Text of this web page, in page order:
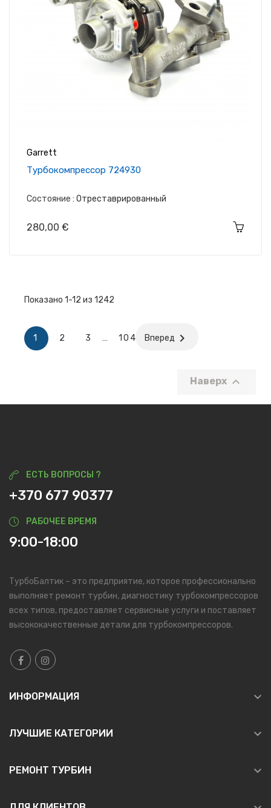
Garrett
Tурбокомпрессор 724930
Состояние : Отреставрированный
Цена
280,00 €
Показано 1-12 из 1242
1 2 3 … 104 Вперед 
Наверх 
ЕСТЬ ВОПРОСЫ ?
+370 677 90377
РАБОЧЕЕ ВРЕМЯ
9:00-18:00
ТурбоБалтик – это предприятие, которое профессионально
выполняет ремонт турбин, диагностику турбокомпрессоров
всех типов, предоставляет сервисные услуги и поставляет
высококачественные детали для турбокомпрессоров.
ИНФОРМАЦИЯ 
ЛУЧШИЕ КАТЕГОРИИ 
РЕМОНТ ТУРБИН 